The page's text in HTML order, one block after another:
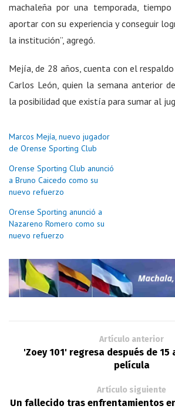
machaleña por una temporada,
aportar con su experiencia y conseguir
la institución”, agregó.
Mejía, de 28 años, cuenta con el
Carlos León, quien la semana anterior
la posibilidad que existía para sumar al
Marcos Mejía, nuevo jugador
de Orense Sporting Club
Orense Sporting Club anunció
a Bruno Caicedo como su
nuevo refuerzo
Orense Sporting anunció a
Nazareno Romero como su
nuevo refuerzo
Artículo anterior
'Zoey 101' regresa después de 15
película
Artículo siguiente
Un fallecido tras enfrentamientos